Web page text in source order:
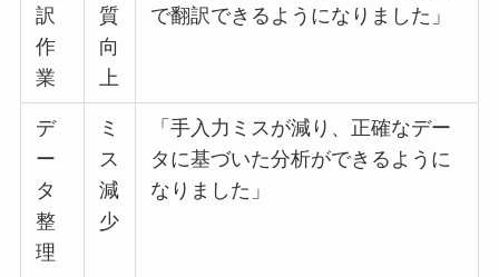
訳
作
業
質
向
上
で翻訳できるようになりました」
デ
ー
タ
整
理
ミ
ス
減
少
「手入力ミスが減り、正確なデー
タに基づいた分析ができるように
なりました」